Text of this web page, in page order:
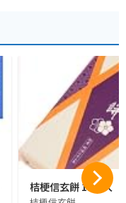
桔梗信玄餅 10個入